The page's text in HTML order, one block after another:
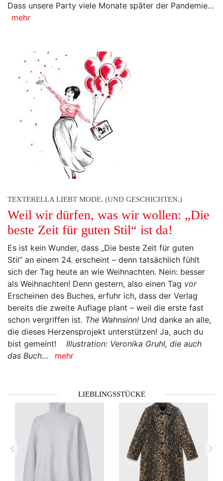
Dass unsere Party viele Monate später der Pandemie…
mehr
TEXTERELLA LIEBT MODE. (UND GESCHICHTEN.)
Weil wir dürfen, was wir wollen: „Die
beste Zeit für guten Stil“ ist da!
Es ist kein Wunder, dass „Die beste Zeit für guten
Stil“ an einem 24. erscheint – denn tatsächlich fühlt
sich der Tag heute an wie Weihnachten. Nein: besser
als Weihnachten! Denn gestern, also einen Tag vor
Erscheinen des Buches, erfuhr ich, dass der Verlag
bereits die zweite Auflage plant – weil die erste fast
schon vergriffen ist. The Wahnsinn! Und danke an alle,
die dieses Herzensprojekt unterstützen! Ja, auch du
bist gemeint! Illustration: Veronika Gruhl, die auch
das Buch… mehr
LIEBLINGSSTÜCKE
zurück vor